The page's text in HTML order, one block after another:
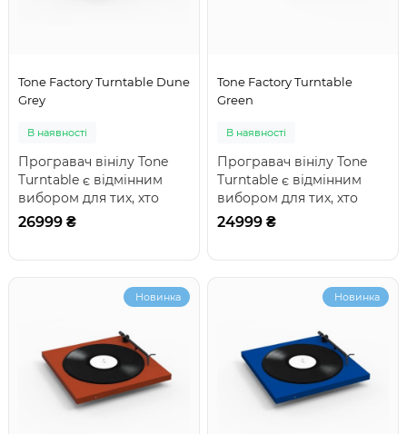
Tone Factory Turntable Dune
Grey
В наявності
Програвач вінілу Tone
Turntable є відмінним
вибором для тих, хто
починає своє
26999 ₴
Tone Factory Turntable
Green
В наявності
Програвач вінілу Tone
Turntable є відмінним
вибором для тих, хто
починає своє
24999 ₴
Новинка Новинка